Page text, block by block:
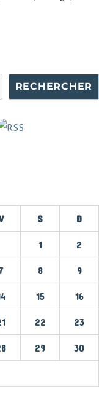
RECHERCHER
S D
1 2
8 9
15 16
22 23
29 30